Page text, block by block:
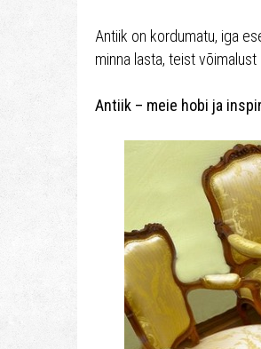
Antiik on kordumatu, iga
minna lasta, teist
Antiik – meie hobi ja